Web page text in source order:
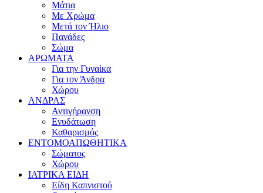
Μάτια
Με Χρώμα
Μετά τον Ήλιο
Πανάδες
Σώμα
ΑΡΩΜΑΤΑ
Για την Γυναίκα
Για τον Άνδρα
Χώρου
ΑΝΔΡΑΣ
Αντιγήρανση
Ενυδάτωση
Καθαρισμός
ΕΝΤΟΜΟΑΠΩΘΗΤΙΚΑ
Σώματος
Χώρου
ΙΑΤΡΙΚΑ ΕΙΔΗ
Είδη Καπνιστού